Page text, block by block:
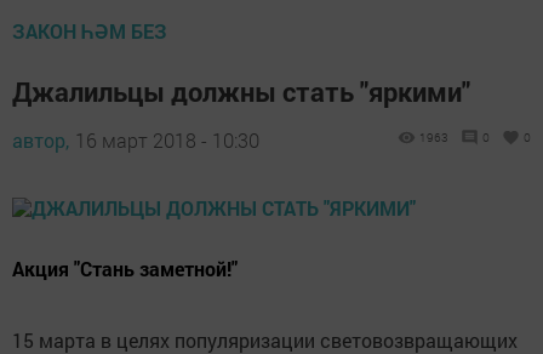
ЗАКОН ҺӘМ БЕЗ
Джалильцы должны стать "яркими"
автор, 16 март 2018 - 10:30 1963 0 0
Акция "Стань заметной!"
15 марта в целях популяризации световозвращающих